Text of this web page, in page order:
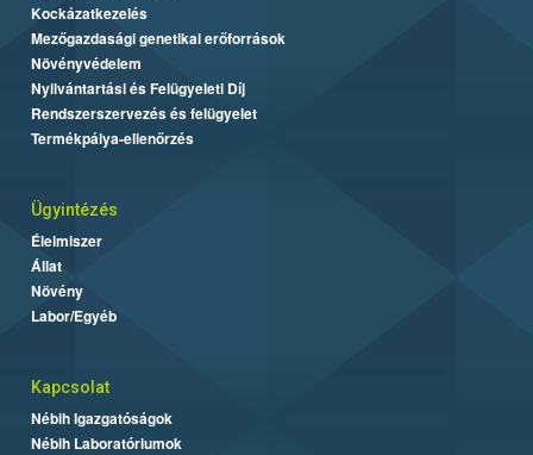
Kockázatkezelés
Mezőgazdasági genetikai erőforrások
Növényvédelem
Nyilvántartási és Felügyeleti Díj
Rendszerszervezés és felügyelet
Termékpálya-ellenőrzés
Ügyintézés
Élelmiszer
Állat
Növény
Labor/Egyéb
Kapcsolat
Nébih Igazgatóságok
Nébih Laboratóriumok